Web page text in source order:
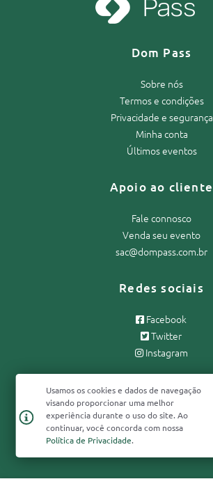
Dom Pass
Sobre nós
Termos e condições
Privacidade e segurança
Minha conta
Últimos eventos
Apoio ao cliente
Fale connosco
Venda seu evento
sac@dompass.com.br
Redes sociais
Facebook
Twitter
Instagram
NEWSLETTER
Usamos os cookies e dados de navegação
visando proporcionar uma melhor
experiência durante o uso do site. Ao
continuar, você concorda com nossa
Política de Privacidade.